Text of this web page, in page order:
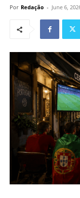
Por Redação - June 6,